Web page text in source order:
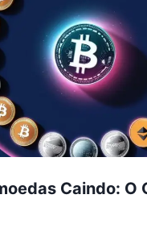
Caindo: O